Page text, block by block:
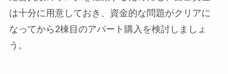
は十分に用意しておき、資金的な問題がクリアに
なってから2棟目のアパート購入を検討しましょ
う。